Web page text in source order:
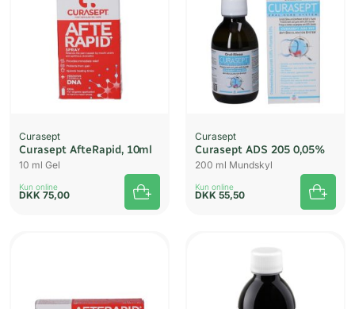
Curasept
Curasept AfteRapid, 10ml
10 ml Gel
Kun online
DKK 75,00
Curasept
Curasept ADS 205 0,05%
200 ml Mundskyl
Kun online
DKK 55,50